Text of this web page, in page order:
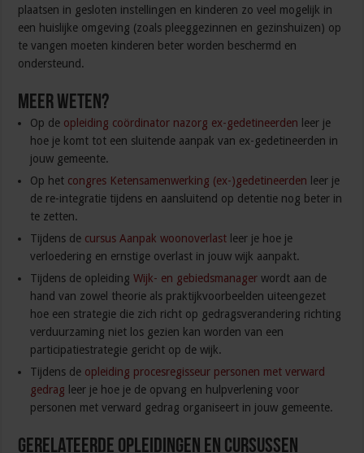
plaatsen in gesloten instellingen en kinderen zo veel mogelijk in
een huislijke omgeving (zoals pleeggezinnen en gezinshuizen) op
te vangen moeten kinderen beter worden beschermd en
ondersteund.
Meer weten?
Op de opleiding coördinator nazorg ex-gedetineerden leer je
hoe je komt tot een sluitende aanpak van ex-gedetineerden in
jouw gemeente.
Op het congres Ketensamenwerking (ex-)gedetineerden leer je
de re-integratie tijdens en aansluitend op detentie nog beter in
te zetten.
Tijdens de cursus Aanpak woonoverlast leer je hoe je
verloedering en ernstige overlast in jouw wijk aanpakt.
Tijdens de opleidingWijk- en gebiedsmanager wordt aan de
hand van zowel theorie als praktijkvoorbeelden uiteengezet
hoe een strategie die zich richt op gedragsverandering richting
verduurzaming niet los gezien kan worden van een
participatiestrategie gericht op de wijk.
Tijdens de opleiding procesregisseur personen met verward
gedrag leer je hoe je de opvang en hulpverlening voor
personen met verward gedrag organiseert in jouw gemeente.
Gerelateerde Opleidingen en Cursussen